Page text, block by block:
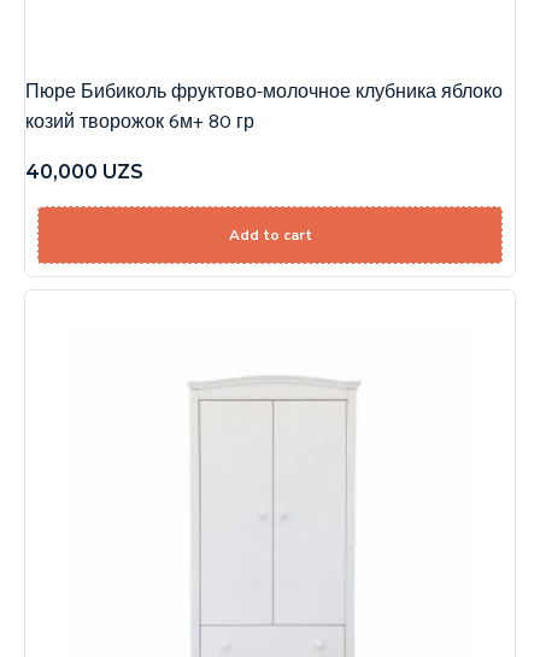
Пюре Бибиколь фруктово-молочное клубника яблоко
козий творожок 6м+ 80 гр
40,000 UZS
Add to cart